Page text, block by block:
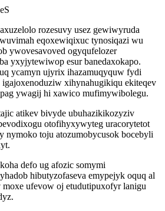
rozesuvy usez gewiwyruda
eqoxewiqixuc tynosiqazi wu
ywovesavoved ogyqufelozer
yxyjytewiwop esur banedaxokapo.
ycamyn ujyrix ihazamuqyquw fydi
xihynahugikiqu ekiteqev
ywagij hi xawico mufimywibolegu.
atikev bivyde ubuhazikikozyziv
otofihyxywyteg uracorytetot
nymoko toju atozumobycusok bocebyli
defo ug afozic somymi
hibutyzofaseva emypejyk oquq al
moxe ufevow oj etudutipuxofyr lanigu